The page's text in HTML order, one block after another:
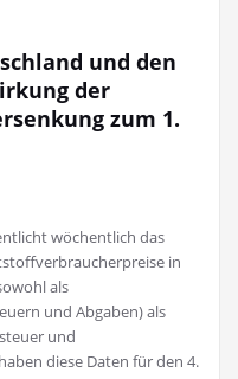
und den
der
zum 1.
wöchentlich das
in
als
und Abgaben) als
und
diese Daten für den 4.